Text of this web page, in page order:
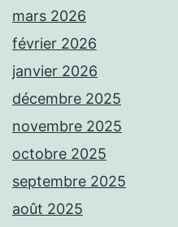
mars 2026
février 2026
janvier 2026
décembre 2025
novembre 2025
octobre 2025
septembre 2025
août 2025